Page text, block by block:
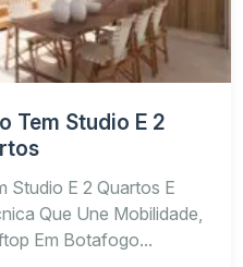
Tem Studio E 2
Studio E 2 Quartos E
Que Une Mobilidade,
Em Botafogo...